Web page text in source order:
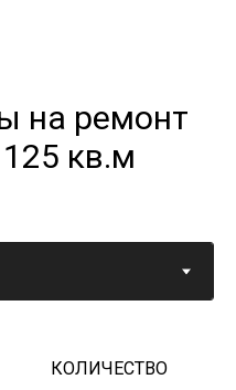
на ремонт
кв.м
КОЛИЧЕСТВО